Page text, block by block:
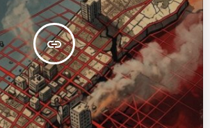
insert_link